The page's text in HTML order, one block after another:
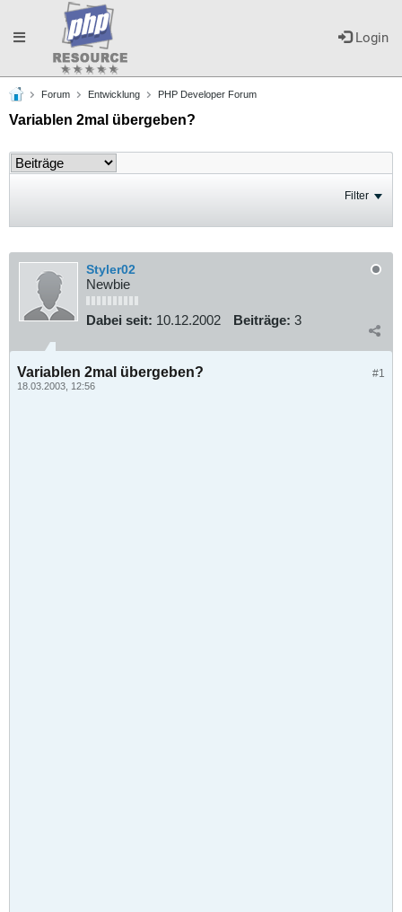
Login
Toggle
navigation
Forum Entwicklung PHP Developer Forum
Variablen 2mal übergeben?
Filter
Styler02
Newbie
Dabei seit: 10.12.2002 Beiträge: 3
#1
Variablen 2mal übergeben?
18.03.2003, 12:56